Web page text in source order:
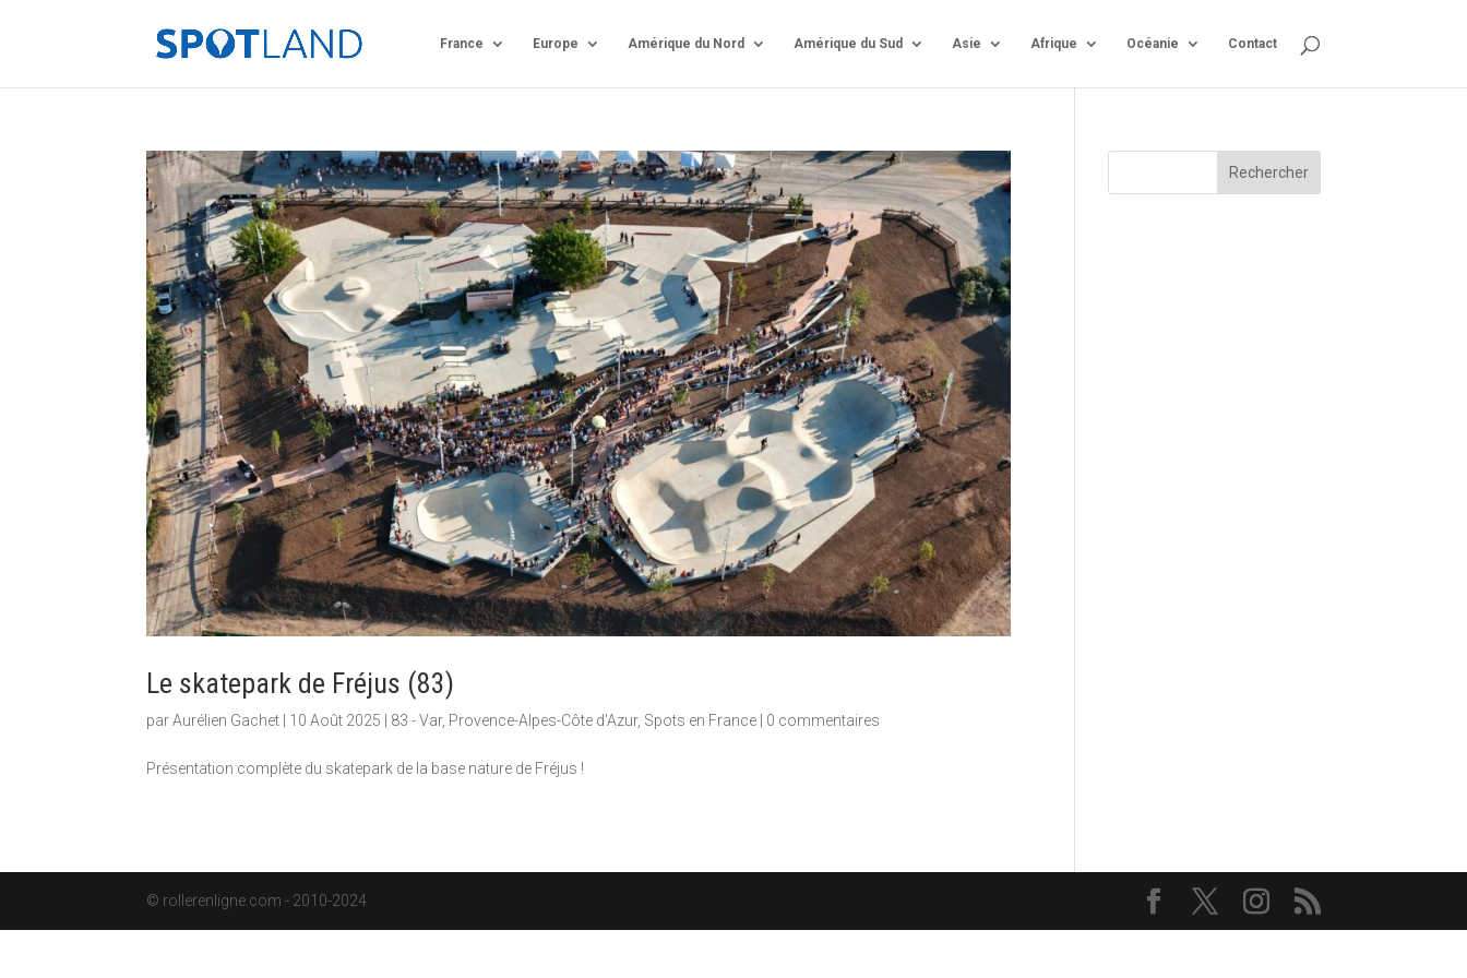
France Europe Amérique du Nord Amérique du Sud Asie Afrique Océanie Contact
Le skatepark de Fréjus (83)
parAurélien Gachet 10 Août 2025 83 - Var, Provence-Alpes-Côte d'Azur, Spots en France 0 commentaires
Présentation complète du skatepark de la base nature de Fréjus !
Rechercher
© rollerenligne.com - 2010-2024